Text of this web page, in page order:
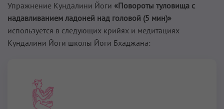
Упражнение Кундалини Йоги «Повороты туловища с
надавливанием ладоней над головой (5 мин)»
используется в следующих крийях и медитациях
Кундалини Йоги школы Йоги Бхаджана: